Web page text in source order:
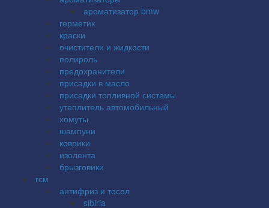
ароматизатор bmw
герметик
краски
очистители и жидкости
полироль
предохранители
присадки в масло
присадки топливной системы
утеплитель автомобильный
хомуты
шампуни
коврики
изолента
брызговики
гсм
антифриз и тосол
sibiria